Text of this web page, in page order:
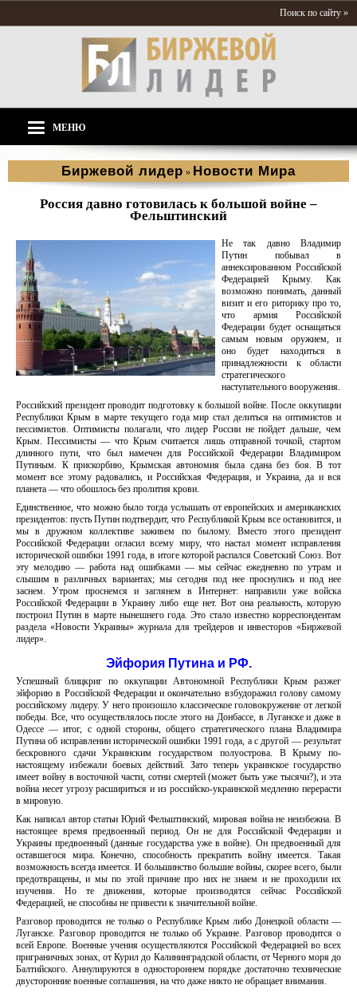
Поиск по сайту »
МЕНЮ
Биржевой лидер » Новости Мира
Россия давно готовилась к большой войне –
Фельштинский
Не так давно Владимир
Путин побывал в
аннексированном Российской
Федерацией Крыму. Как
возможно понимать, данный
визит и его риторику про то,
что армия Российской
Федерации будет оснащаться
самым новым оружием, и
оно будет находиться в
принадлежности к области
стратегического
наступательного вооружения.
Российский президент проводит подготовку к большой войне. После оккупации
Республики Крым в марте текущего года мир стал делиться на оптимистов и
пессимистов. Оптимисты полагали, что лидер России не пойдет дальше, чем
Крым. Пессимисты — что Крым считается лишь отправной точкой, стартом
длинного пути, что был намечен для Российской Федерации Владимиром
Путиным. К прискорбию, Крымская автономия была сдана без боя. В тот
момент все этому радовались, и Российская Федерация, и Украина, да и вся
планета — что обошлось без пролития крови.
Единственное, что можно было тогда услышать от европейских и американских
президентов: пусть Путин подтвердит, что Республикой Крым все остановится, и
мы в дружном коллективе заживем по былому. Вместо этого президент
Российской Федерации огласил всему миру, что настал момент исправления
исторической ошибки 1991 года, в итоге которой распался Советский Союз. Вот
эту мелодию — работа над ошибками — мы сейчас ежедневно по утрам и
слышим в различных вариантах; мы сегодня под нее проснулись и под нее
заснем. Утром проснемся и заглянем в Интернет: направили уже войска
Российской Федерации в Украину либо еще нет. Вот она реальность, которую
построил Путин в марте нынешнего года. Это стало известно корреспондентам
раздела «Новости Украины» журнала для трейдеров и инвесторов «Биржевой
лидер».
Эйфория Путина и РФ.
Успешный блицкриг по оккупации Автономной Республики Крым разжег
эйфорию в Российской Федерации и окончательно взбудоражил голову самому
российскому лидеру. У него произошло классическое головокружение от легкой
победы. Все, что осуществлялось после этого на Донбассе, в Луганске и даже в
Одессе — итог, с одной стороны, общего стратегического плана Владимира
Путина об исправлении исторической ошибки 1991 года, а с другой — результат
бескровного сдачи Украинским государством полуострова. В Крыму по-
настоящему избежали боевых действий. Зато теперь украинское государство
имеет войну в восточной части, сотни смертей (может быть уже тысячи?), и эта
война несет угрозу расшириться и из российско-украинской медленно перерасти
в мировую.
Как написал автор статьи Юрий Фельштинский, мировая война не неизбежна. В
настоящее время предвоенный период. Он не для Российской Федерации и
Украины предвоенный (данные государства уже в войне). Он предвоенный для
оставшегося мира. Конечно, способность прекратить войну имеется. Такая
возможность всегда имеется. И большинство большие войны, скорее всего, были
предотвращены, и мы по этой причине про них не знаем и не проходили их
изучения. Но те движения, которые производятся сейчас Российской
Федерацией, не способны не привести к значительной войне.
Разговор проводится не только о Республике Крым либо Донецкой области —
Луганске. Разговор проводится не только об Украине. Разговор проводится о
всей Европе. Военные учения осуществляются Российской Федерацией во всех
приграничных зонах, от Курил до Калининградской области, от Черного моря до
Балтийского. Аннулируются в одностороннем порядке достаточно технические
двусторонние военные соглашения, на что даже никто не обращает внимания.